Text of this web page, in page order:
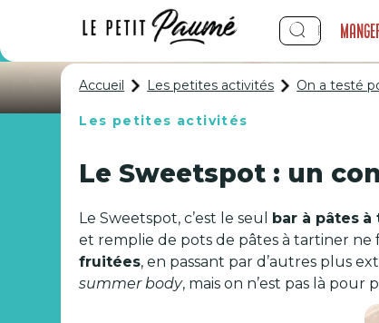
On a testé
Accueil Les petites activités On a testé
Les petites activités
Le Sweetspot : un
Le Sweetspot, c’est le seul bar à pâtes à
et remplie de pots de pâtes à tartiner
fruitées, en passant par d’autres plus
summer body, mais on n’est pas là pour